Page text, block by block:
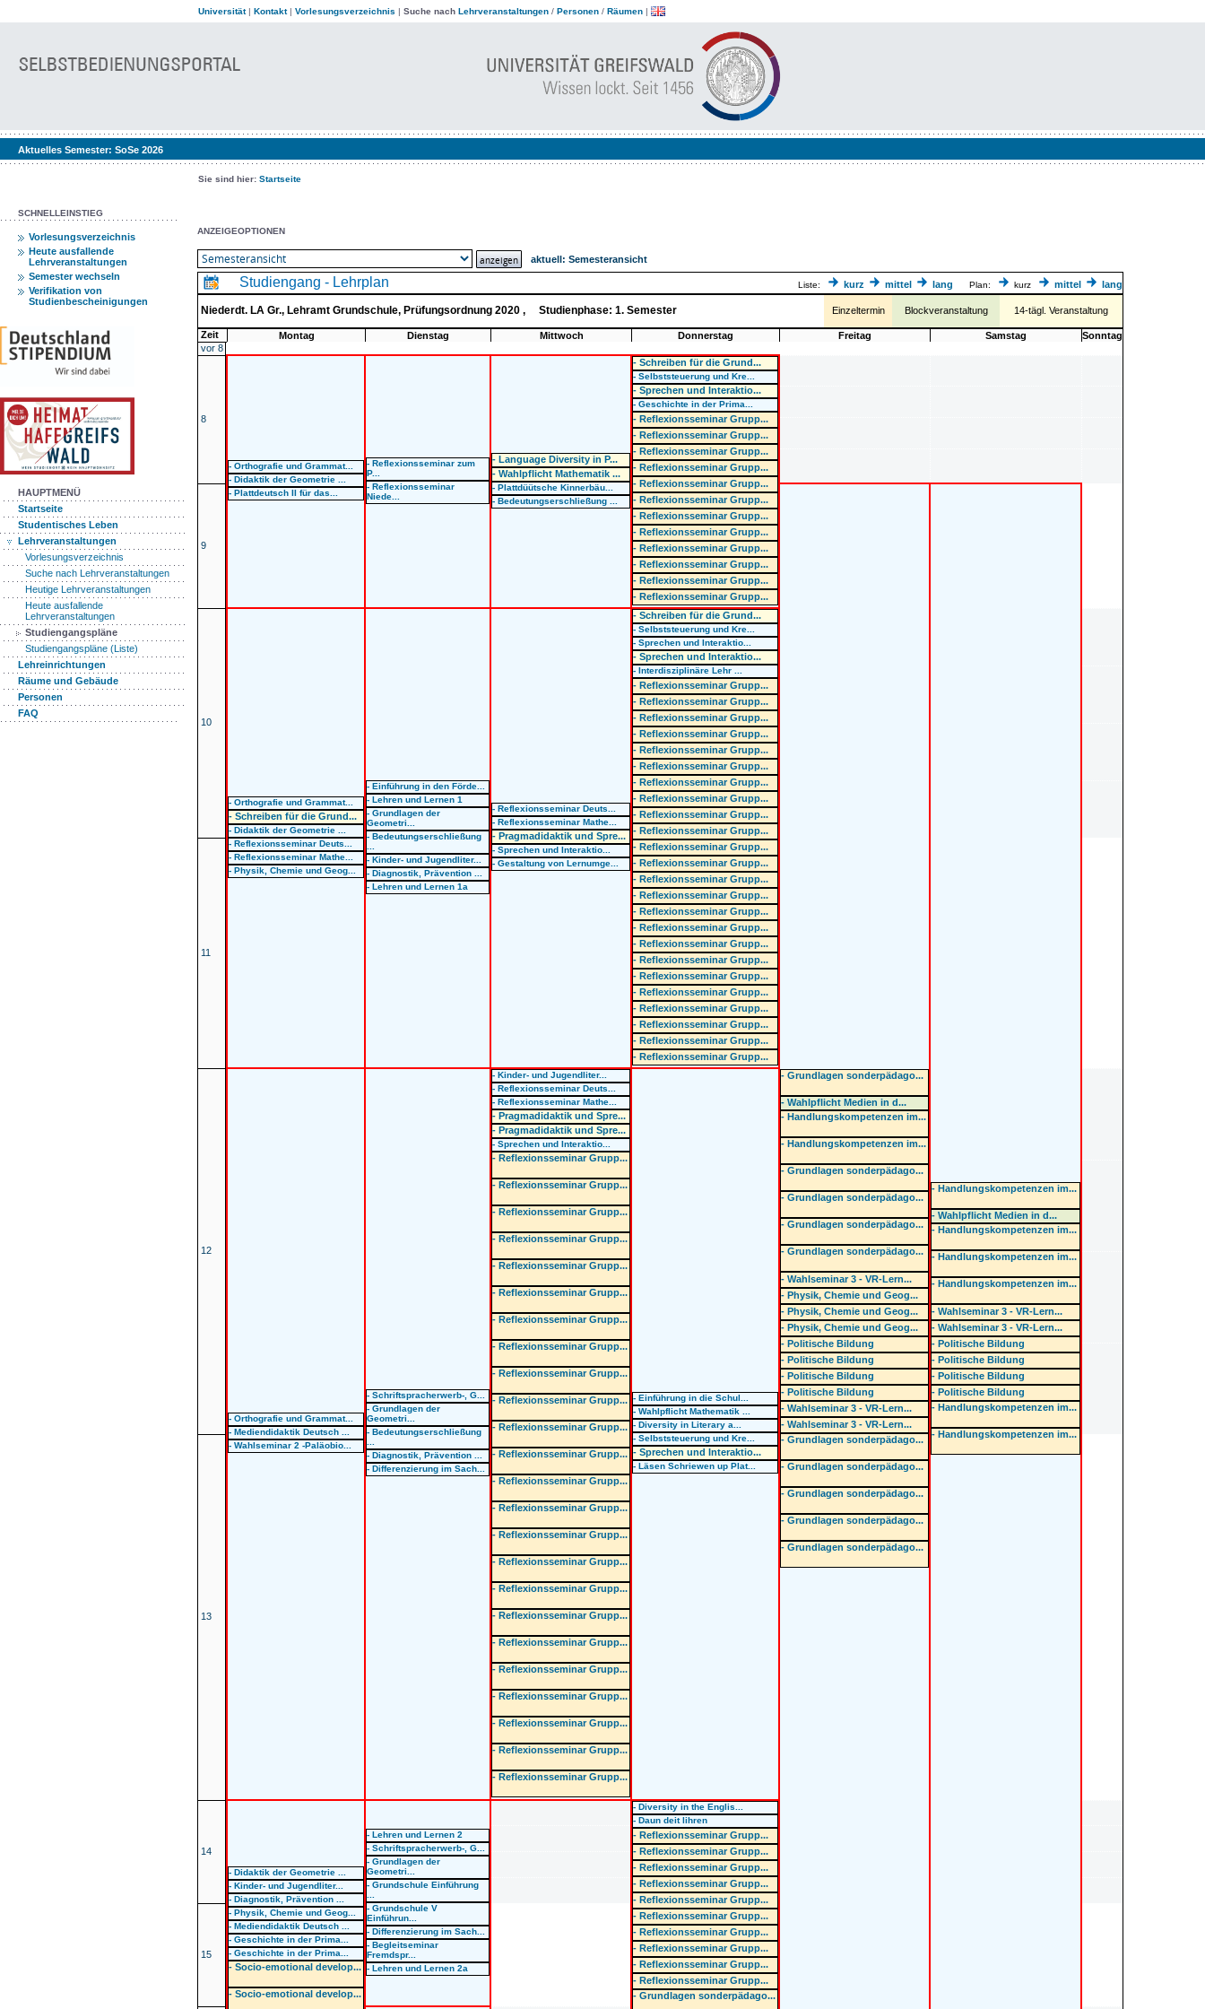
Universität| Kontakt| Vorlesungsverzeichnis | Suche nach Lehrveranstaltungen / Personen / Räumen |
Aktuelles Semester: SoSe 2026
Sie sind hier: Startseite
SCHNELLEINSTIEG
Vorlesungsverzeichnis
Heute ausfallende
Lehrveranstaltungen
Semester wechseln
Verifikation von
Studienbescheinigungen
HAUPTMENÜ
Startseite
Studentisches Leben
Lehrveranstaltungen
Vorlesungsverzeichnis
Suche nach Lehrveranstaltungen
Heutige Lehrveranstaltungen
Heute ausfallende
Lehrveranstaltungen
Studiengangspläne
Studiengangspläne (Liste)
Lehreinrichtungen
Räume und Gebäude
Personen
FAQ
ANZEIGEOPTIONEN
aktuell: Semesteransicht
Studiengang - Lehrplan Liste: kurz mittel lang Plan: kurz mittel lang
Niederdt. LA Gr., Lehramt Grundschule, Prüfungsordnung 2020 , Studienphase: 1. Semester Einzeltermin Blockveranstaltung 14-tägl. Veranstaltung
Zeit Montag Dienstag Mittwoch Donnerstag Freitag Samstag
Sonntag
vor 8
8
- Orthografie und Grammat...
- Didaktik der Geometrie ...
- Plattdeutsch II für das...
- Reflexionsseminar zum
P...
- Reflexionsseminar
Niede...
- Language Diversity in P...
- Wahlpflicht Mathematik ...
- Plattdüütsche Kinnerbäu...
- Bedeutungserschließung ...
- Schreiben für die Grund...
- Selbststeuerung und Kre...
- Sprechen und Interaktio...
- Geschichte in der Prima...
- Reflexionsseminar Grupp...
- Reflexionsseminar Grupp...
- Reflexionsseminar Grupp...
- Reflexionsseminar Grupp...
- Reflexionsseminar Grupp...
- Reflexionsseminar Grupp...
- Reflexionsseminar Grupp...
- Reflexionsseminar Grupp...
- Reflexionsseminar Grupp...
- Reflexionsseminar Grupp...
- Reflexionsseminar Grupp...
- Reflexionsseminar Grupp...
9
- Grundlagen sonderpädago...
- Wahlpflicht Medien in d...
- Handlungskompetenzen im...
- Handlungskompetenzen im...
- Grundlagen sonderpädago...
- Grundlagen sonderpädago...
- Grundlagen sonderpädago...
- Grundlagen sonderpädago...
- Wahlseminar 3 - VR-Lern...
- Physik, Chemie und Geog...
- Physik, Chemie und Geog...
- Physik, Chemie und Geog...
- Politische Bildung
- Politische Bildung
- Politische Bildung
- Politische Bildung
- Wahlseminar 3 - VR-Lern...
- Wahlseminar 3 - VR-Lern...
- Grundlagen sonderpädago...
- Grundlagen sonderpädago...
- Grundlagen sonderpädago...
- Grundlagen sonderpädago...
- Grundlagen sonderpädago...
- Handlungskompetenzen im...
- Wahlpflicht Medien in d...
- Handlungskompetenzen im...
- Handlungskompetenzen im...
- Handlungskompetenzen im...
- Wahlseminar 3 - VR-Lern...
- Wahlseminar 3 - VR-Lern...
- Politische Bildung
- Politische Bildung
- Politische Bildung
- Politische Bildung
- Handlungskompetenzen im...
- Handlungskompetenzen im...
10
- Orthografie und Grammat...
- Schreiben für die Grund...
- Didaktik der Geometrie ...
- Reflexionsseminar Deuts...
- Reflexionsseminar Mathe...
- Physik, Chemie und Geog...
- Einführung in den Förde...
- Lehren und Lernen 1
- Grundlagen der
Geometri...
- Bedeutungserschließung
- Kinder- und Jugendliter...
- Diagnostik, Prävention ...
- Lehren und Lernen 1a
- Reflexionsseminar Deuts...
- Reflexionsseminar Mathe...
- Pragmadidaktik und Spre...
- Sprechen und Interaktio...
- Gestaltung von Lernumge...
- Schreiben für die Grund...
- Selbststeuerung und Kre...
- Sprechen und Interaktio...
- Sprechen und Interaktio...
- Interdisziplinäre Lehr ...
- Reflexionsseminar Grupp...
- Reflexionsseminar Grupp...
- Reflexionsseminar Grupp...
- Reflexionsseminar Grupp...
- Reflexionsseminar Grupp...
- Reflexionsseminar Grupp...
- Reflexionsseminar Grupp...
- Reflexionsseminar Grupp...
- Reflexionsseminar Grupp...
- Reflexionsseminar Grupp...
- Reflexionsseminar Grupp...
- Reflexionsseminar Grupp...
- Reflexionsseminar Grupp...
- Reflexionsseminar Grupp...
- Reflexionsseminar Grupp...
- Reflexionsseminar Grupp...
- Reflexionsseminar Grupp...
- Reflexionsseminar Grupp...
- Reflexionsseminar Grupp...
- Reflexionsseminar Grupp...
- Reflexionsseminar Grupp...
- Reflexionsseminar Grupp...
- Reflexionsseminar Grupp...
- Reflexionsseminar Grupp...
11
12
- Orthografie und Grammat...
- Mediendidaktik Deutsch ...
- Wahlseminar 2 -Paläobio...
- Schriftspracherwerb-, G...
- Grundlagen der
Geometri...
- Bedeutungserschließung
- Diagnostik, Prävention ...
- Differenzierung im Sach...
- Kinder- und Jugendliter...
- Reflexionsseminar Deuts...
- Reflexionsseminar Mathe...
- Pragmadidaktik und Spre...
- Pragmadidaktik und Spre...
- Sprechen und Interaktio...
- Reflexionsseminar Grupp...
- Reflexionsseminar Grupp...
- Reflexionsseminar Grupp...
- Reflexionsseminar Grupp...
- Reflexionsseminar Grupp...
- Reflexionsseminar Grupp...
- Reflexionsseminar Grupp...
- Reflexionsseminar Grupp...
- Reflexionsseminar Grupp...
- Reflexionsseminar Grupp...
- Reflexionsseminar Grupp...
- Reflexionsseminar Grupp...
- Reflexionsseminar Grupp...
- Reflexionsseminar Grupp...
- Reflexionsseminar Grupp...
- Reflexionsseminar Grupp...
- Reflexionsseminar Grupp...
- Reflexionsseminar Grupp...
- Reflexionsseminar Grupp...
- Reflexionsseminar Grupp...
- Reflexionsseminar Grupp...
- Reflexionsseminar Grupp...
- Reflexionsseminar Grupp...
- Reflexionsseminar Grupp...
- Einführung in die Schul...
- Wahlpflicht Mathematik ...
- Diversity in Literary a...
- Selbststeuerung und Kre...
- Sprechen und Interaktio...
- Läsen Schriewen up Plat...
13
14
- Didaktik der Geometrie ...
- Kinder- und Jugendliter...
- Diagnostik, Prävention ...
- Physik, Chemie und Geog...
- Mediendidaktik Deutsch ...
- Geschichte in der Prima...
- Geschichte in der Prima...
- Socio-emotional develop...
- Socio-emotional develop...
- Lehren und Lernen 2
- Schriftspracherwerb-, G...
- Grundlagen der
Geometri...
- Grundschule Einführung
- Grundschule V
Einführun...
- Differenzierung im Sach...
- Begleitseminar
Fremdspr...
- Lehren und Lernen 2a
- Diversity in the Englis...
- Daun deit lihren
- Reflexionsseminar Grupp...
- Reflexionsseminar Grupp...
- Reflexionsseminar Grupp...
- Reflexionsseminar Grupp...
- Reflexionsseminar Grupp...
- Reflexionsseminar Grupp...
- Reflexionsseminar Grupp...
- Reflexionsseminar Grupp...
- Reflexionsseminar Grupp...
- Reflexionsseminar Grupp...
- Grundlagen sonderpädago...
15